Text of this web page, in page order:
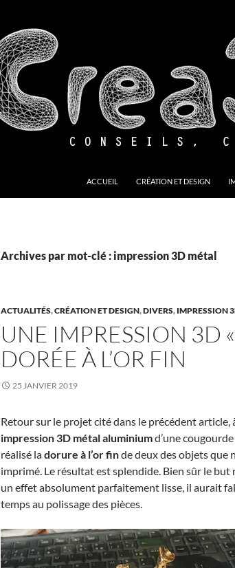
ACCUEIL CRÉATION ET DESIGN
Archives par mot-clé : impression 3D métal
ACTUALITÉS,CRÉATION ET DESIGN,DIVERS, IMPRESSION
UNE IMPRESSION 3D
DORÉE À L’OR FIN
25 JANVIER 2019
Retour sur le projet cité dans le précédent article,
impression 3D métal aluminiumd’une
réalisé ladorure à l’or finde deux des objets que
imprimé. Le résultat est splendide. Bien sûr le but
un effet absolument parfaitement lisse, il aurait
temps au polissage des pièces.